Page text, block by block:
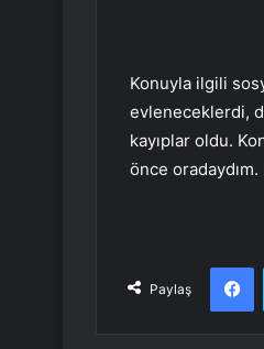
Konuyla ilgili
evleneceklerdi,
kayıplar oldu.
önce
Paylaş